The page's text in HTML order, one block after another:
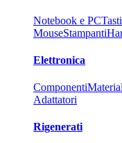
Notebook e PC
MouseStampanti
Elettronica
Componenti
Adattatori
Rigenerati